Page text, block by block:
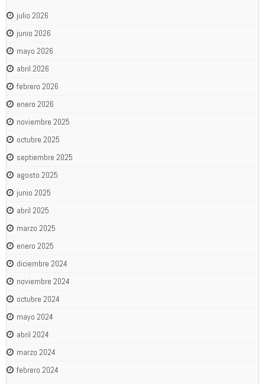
julio 2026
junio 2026
mayo 2026
abril 2026
febrero 2026
enero 2026
noviembre 2025
octubre 2025
septiembre 2025
agosto 2025
junio 2025
abril 2025
marzo 2025
enero 2025
diciembre 2024
noviembre 2024
octubre 2024
mayo 2024
abril 2024
marzo 2024
febrero 2024